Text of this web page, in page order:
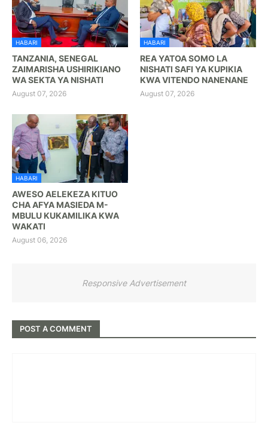
HABARI
TANZANIA, SENEGAL
ZAIMARISHA USHIRIKIANO
WA SEKTA YA NISHATI
August 07, 2026
HABARI
REA YATOA SOMO LA
NISHATI SAFI YA KUPIKIA
KWA VITENDO NANENANE
August 07, 2026
HABARI
AWESO AELEKEZA KITUO
CHA AFYA MASIEDA M-
MBULU KUKAMILIKA KWA
WAKATI
August 06, 2026
Responsive Advertisement
POST A COMMENT